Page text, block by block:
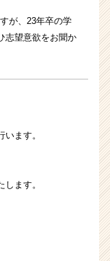
が、23年卒の学
志望意欲をお聞か
ます。
ます。